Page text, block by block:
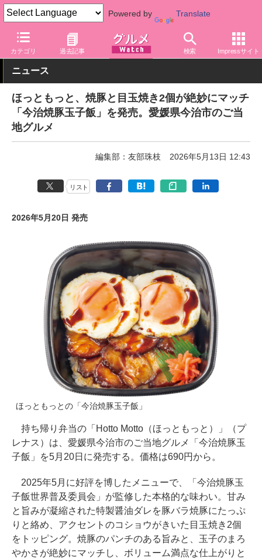
Powered by Translate
カテゴリ 過去記事 検索 Impressサイト
グルメ Watch 店舗 ほっともっと
ニュース
ほっともっと、焼豚と目玉焼き2個が絶妙にマッチ
「今治焼豚玉子飯」を発売。愛媛県今治市のご当
地グルメ
編集部：友部珠枝 2026年5月13日 12:43
リスト
2026年5月20日 発売
ほっともっとの「今治焼豚玉子飯」
持ち帰り弁当の「Hotto Motto（ほっともっと）」（プ
レナス）は、愛媛県今治市のご当地グルメ「今治焼豚玉
子飯」を5月20日に発売する。価格は690円から。
2025年5月に好評を博したメニューで、「今治焼豚玉
子飯世界普及委員会」が監修した本格的な味わい。甘み
と旨みが凝縮された特製醤油ダレを豚バラ焼豚にたっぷ
りと絡め、アクセントのコショウがきいた目玉焼き2個
をトッピング。焼豚のパンチのある旨みと、玉子のまろ
やかさが絶妙にマッチし、ボリューム満点な仕上がりと